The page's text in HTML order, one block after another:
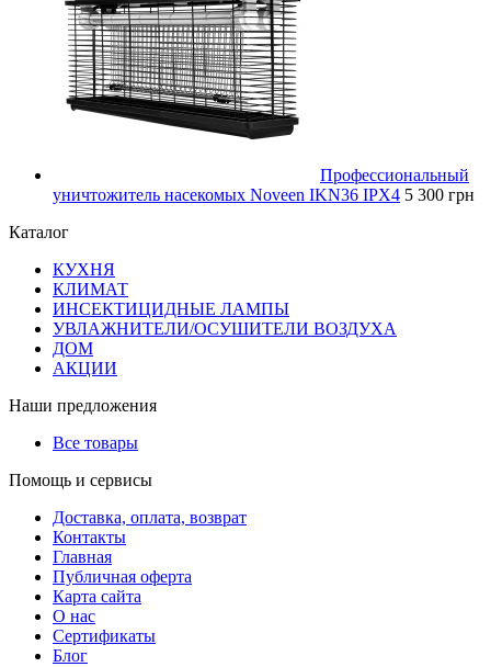
Профессиональный
уничтожитель насекомых Noveen IKN36 IPX4 5 300 грн
Каталог
КУХНЯ
КЛИМАТ
ИНСЕКТИЦИДНЫЕ ЛАМПЫ
УВЛАЖНИТЕЛИ/ОСУШИТЕЛИ ВОЗДУХА
ДОМ
АКЦИИ
Наши предложения
Все товары
Помощь и сервисы
Доставка, оплата, возврат
Контакты
Главная
Публичная оферта
Карта сайта
О нас
Сертификаты
Блог